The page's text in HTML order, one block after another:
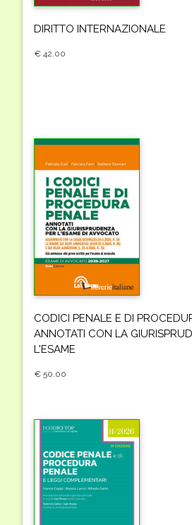
DIRITTO INTERNAZIONALE
€ 42.00
CODICI PENALE E DI
ANNOTATI CON LA
L'ESAME
€ 50.00